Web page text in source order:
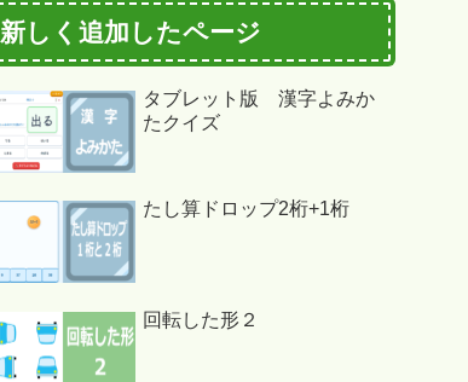
新しく追加したページ
タブレット版 漢字よみか
たクイズ
たし算ドロップ2桁+1桁
回転した形２